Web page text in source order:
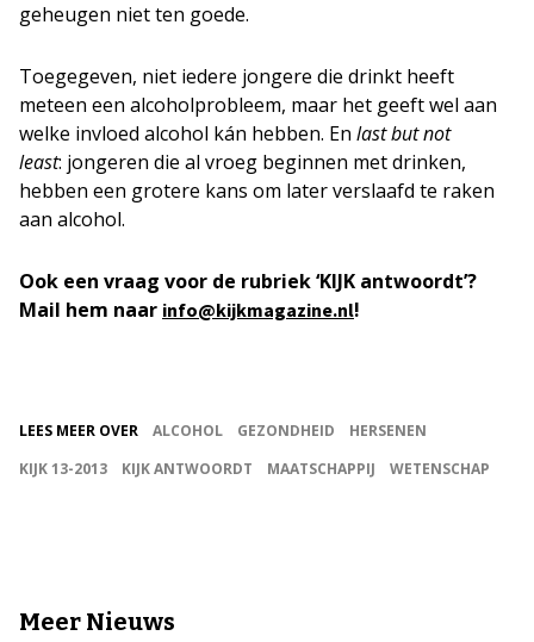
geheugen niet ten goede.
Toegegeven, niet iedere jongere die drinkt heeft
meteen een alcoholprobleem, maar het geeft wel aan
welke invloed alcohol kán hebben. En last but not
least: jongeren die al vroeg beginnen met drinken,
hebben een grotere kans om later verslaafd te raken
aan alcohol.
Ook een vraag voor de rubriek ‘KIJK antwoordt’?
Mail hem naar info@kijkmagazine.nl!
LEES MEER OVER ALCOHOL GEZONDHEID
HERSENEN
KIJK 13-2013
KIJK ANTWOORDT MAATSCHAPPIJ WETENSCHAP
Meer Nieuws